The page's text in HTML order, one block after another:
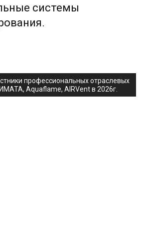
системы
профессиональных отраслевых
Aquaflame, AIRVent в 2026г.